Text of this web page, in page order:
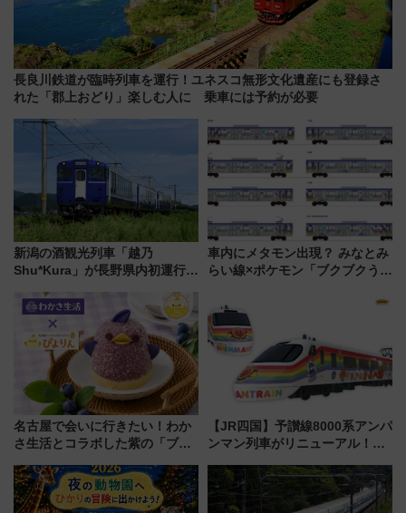
長良川鉄道が臨時列車を運行！ユネスコ無形文化遺産にも登録さ
れた「郡上おどり」楽しむ人に 乗車には予約が必要
新潟の酒観光列車「越乃
Shu*Kura」が長野県内初運行！
別企画
車内にメタモン出現？ みなとみ
らい線×ポケモン「ブクブクうみ
行開始に！ この夏は直通列車で
横浜へ！
名古屋で会いに行きたい！わか
さ生活とコラボした紫の「ブル
売
【JR四国】予讃線8000系アンパ
ンマン列車がリニューアル！内
今年12月